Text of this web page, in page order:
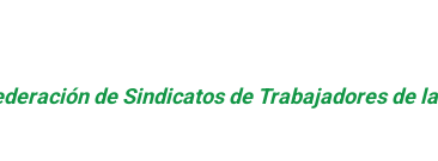
de Sindicatos de Trabajadores de